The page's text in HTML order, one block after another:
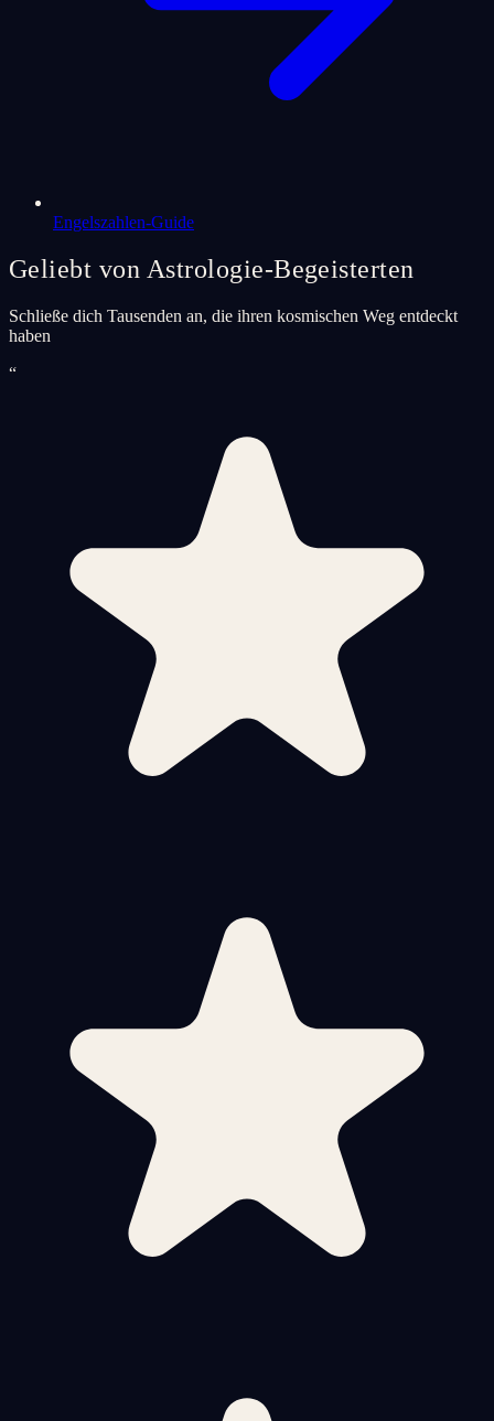
Engelszahlen-Guide
Geliebt von Astrologie-Begeisterten
Schließe dich Tausenden an, die ihren kosmischen Weg entdeckt
haben
“